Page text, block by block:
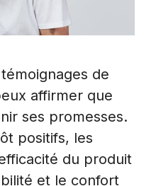
de
affirmer que
ses promesses.
positifs, les
du produit
et le confort